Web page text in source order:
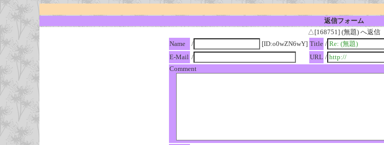
返信フォーム
△[168751] (無題) へ返信
Name
/ [ID:o0wZN6wY] Title /
E-Mail / URL /
Comment